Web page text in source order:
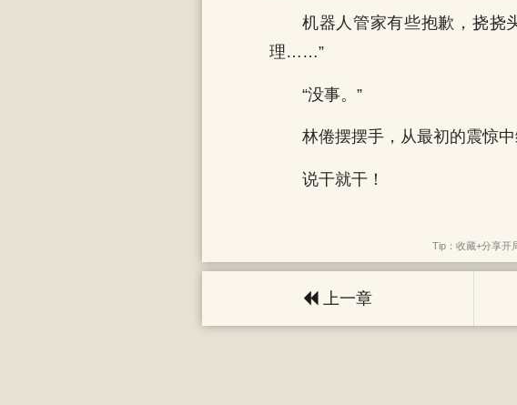
机器人管家有些抱歉，挠挠
理……”
“没事。”
林倦摆摆手，从最初的震惊
说干就干！
Tip：收藏+分享开
上一章